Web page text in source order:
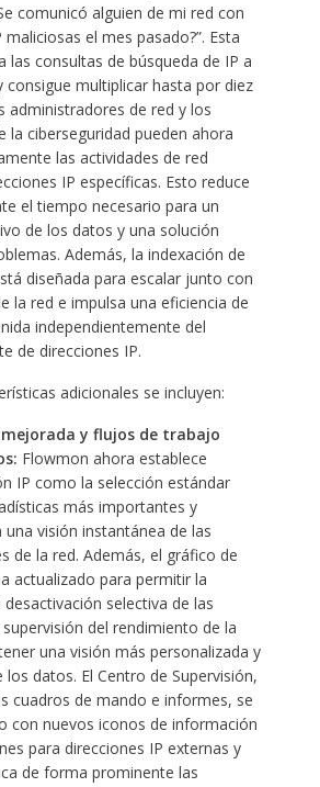
comunicó alguien de mi red con
el mes pasado?”. Esta
las consultas de búsqueda de IP a
consigue multiplicar hasta por diez
administradores de red y los
la ciberseguridad pueden ahora
las actividades de red
IP específicas. Esto reduce
el tiempo necesario para un
de los datos y una solución
Además, la indexación de
diseñada para escalar junto con
la red e impulsa una eficiencia de
independientemente del
de direcciones IP.
adicionales se incluyen:
y flujos de trabajo
Flowmon ahora establece
IP como la selección estándar
más importantes y
visión instantánea de las
de la red. Además, el gráfico de
actualizado para permitir la
selectiva de las
del rendimiento de la
una visión más personalizada y
los datos. El Centro de Supervisión,
cuadros de mando e informes, se
con nuevos iconos de información
para direcciones IP externas y
de forma prominente las